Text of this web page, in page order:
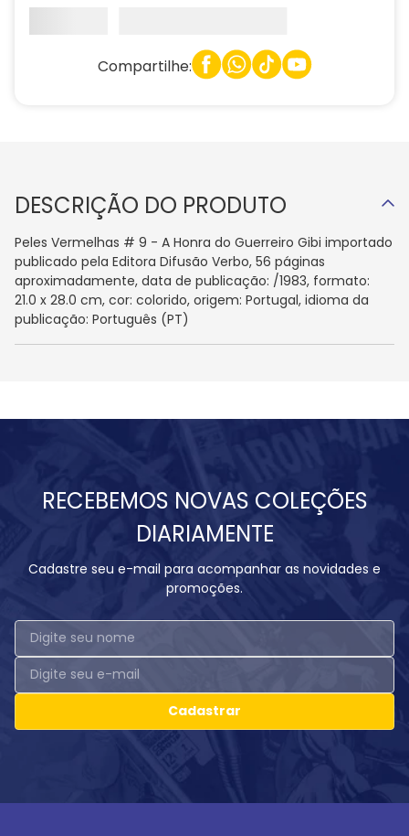
Compartilhe:
DESCRIÇÃO DO PRODUTO
Peles Vermelhas # 9 - A Honra do Guerreiro Gibi importado
publicado pela Editora Difusão Verbo, 56 páginas
aproximadamente, data de publicação: /1983, formato:
21.0 x 28.0 cm, cor: colorido, origem: Portugal, idioma da
publicação: Português (PT)
RECEBEMOS NOVAS COLEÇÕES
DIARIAMENTE
Cadastre seu e-mail para acompanhar as novidades e
promoções.
Cadastrar